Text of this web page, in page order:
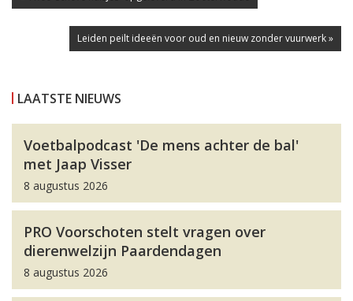
Leiden peilt ideeën voor oud en nieuw zonder vuurwerk »
LAATSTE NIEUWS
Voetbalpodcast 'De mens achter de bal'
met Jaap Visser
8 augustus 2026
PRO Voorschoten stelt vragen over
dierenwelzijn Paardendagen
8 augustus 2026